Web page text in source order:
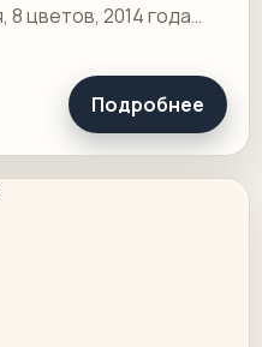
8 цветов, 2014 года
оборудован.
Подробнее